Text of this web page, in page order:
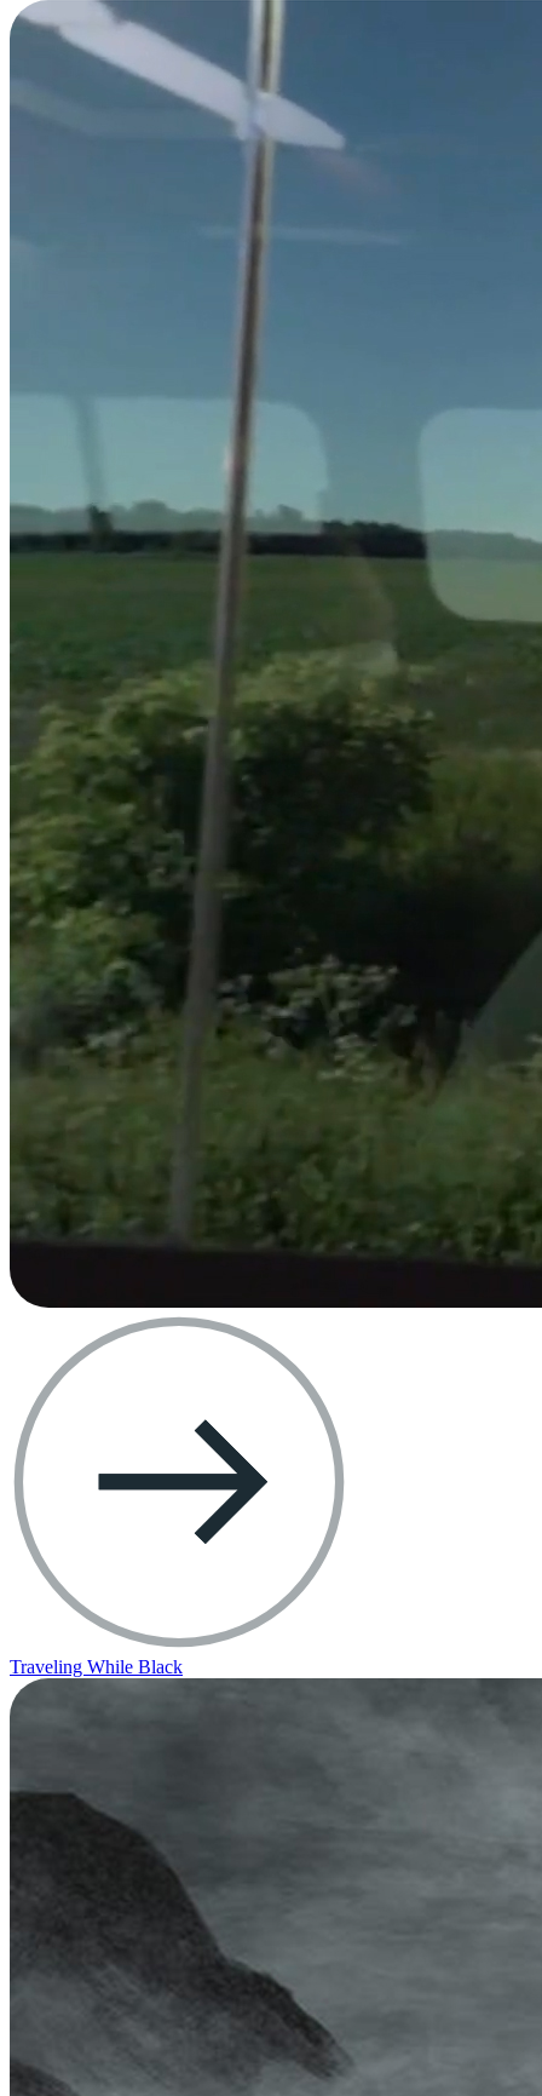
Traveling While Black